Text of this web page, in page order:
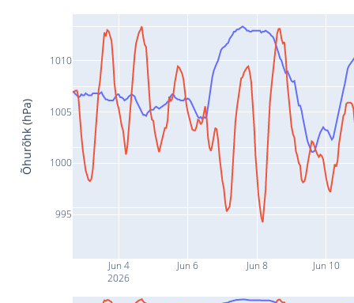
Jun 4
2026
Jun 6 Jun 8 Jun 10
995
1000
1005
1010
Õhurõhk (hPa)